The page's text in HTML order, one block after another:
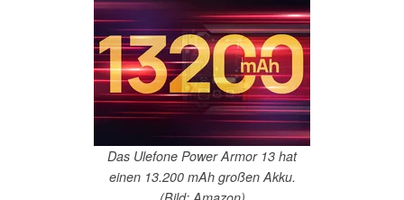
Das Ulefone Power Armor 13 hat
einen 13.200 mAh großen Akku.